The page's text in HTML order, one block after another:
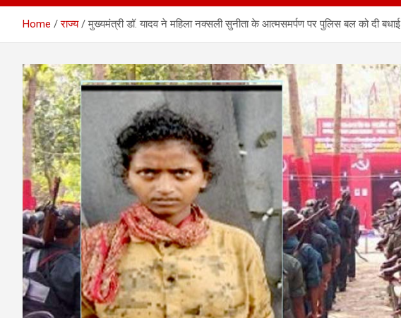
Home राज्य मुख्यमंत्री डॉ. यादव ने महिला नक्सली सुनीता के आत्मसमर्पण पर पुलिस बल को दी बधाई